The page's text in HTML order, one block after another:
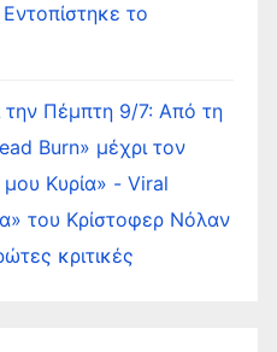
το
την Πέμπτη 9/7: Από τη
Burn» μέχρι τον
μου Κυρία» - Viral
του Κρίστοφερ Νόλαν
κριτικές